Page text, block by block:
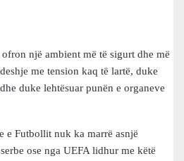
një ambient më të sigurt dhe më
me tension kaq të lartë, duke
duke lehtësuar punën e organeve
e Futbollit nuk ka marrë asnjë
ose nga UEFA lidhur me këtë